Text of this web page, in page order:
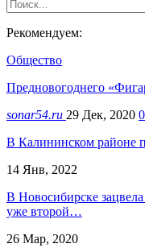
Рекомендуем:
Общество
Предновогоднего
sonar54.ru 29 Дек, 2020 0
В Калининском районе
14 Янв, 2022
В Новосибирске
уже второй…
26 Мар, 2020